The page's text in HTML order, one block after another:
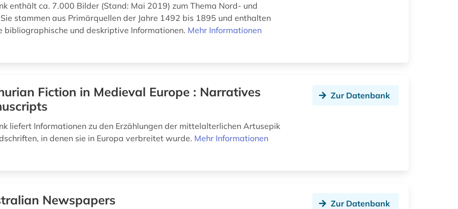
enthält ca. 7.000 Bilder (Stand: Mai 2019) zum Thema Nord- und
stammen aus Primärquellen der Jahre 1492 bis 1895 und enthalten
bibliographische und deskriptive Informationen. Mehr Informationen
Fiction in Medieval Europe : Narratives
liefert Informationen zu den Erzählungen der mittelalterlichen Artusepik
in denen sie in Europa verbreitet wurde. Mehr Informationen
Zur Datenbank
Newspapers Zur Datenbank